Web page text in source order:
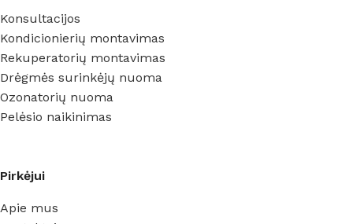
Konsultacijos
Kondicionierių montavimas
Rekuperatorių montavimas
Drėgmės surinkėjų nuoma
Ozonatorių nuoma
Pelėsio naikinimas
Pirkėjui
Apie mus